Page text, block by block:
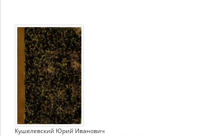
Кушелевский Юрий Иванович